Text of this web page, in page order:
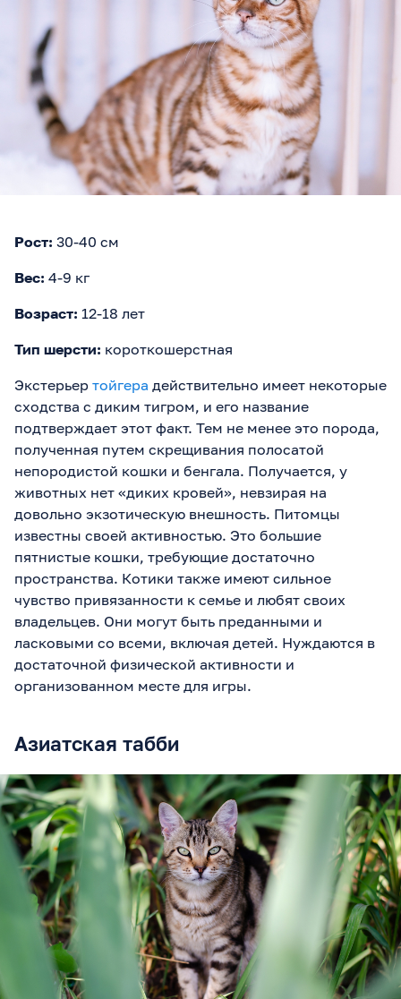
Рост: 30-40 см
Вес: 4-9 кг
Возраст: 12-18 лет
Тип шерсти: короткошерстная
Экстерьер тойгера действительно имеет некоторые
сходства с диким тигром, и его название
подтверждает этот факт. Тем не менее это порода,
полученная путем скрещивания полосатой
непородистой кошки и бенгала. Получается, у
животных нет «диких кровей», невзирая на
довольно экзотическую внешность. Питомцы
известны своей активностью. Это большие
пятнистые кошки, требующие достаточно
пространства. Котики также имеют сильное
чувство привязанности к семье и любят своих
владельцев. Они могут быть преданными и
ласковыми со всеми, включая детей. Нуждаются в
достаточной физической активности и
организованном месте для игры.
Азиатская табби